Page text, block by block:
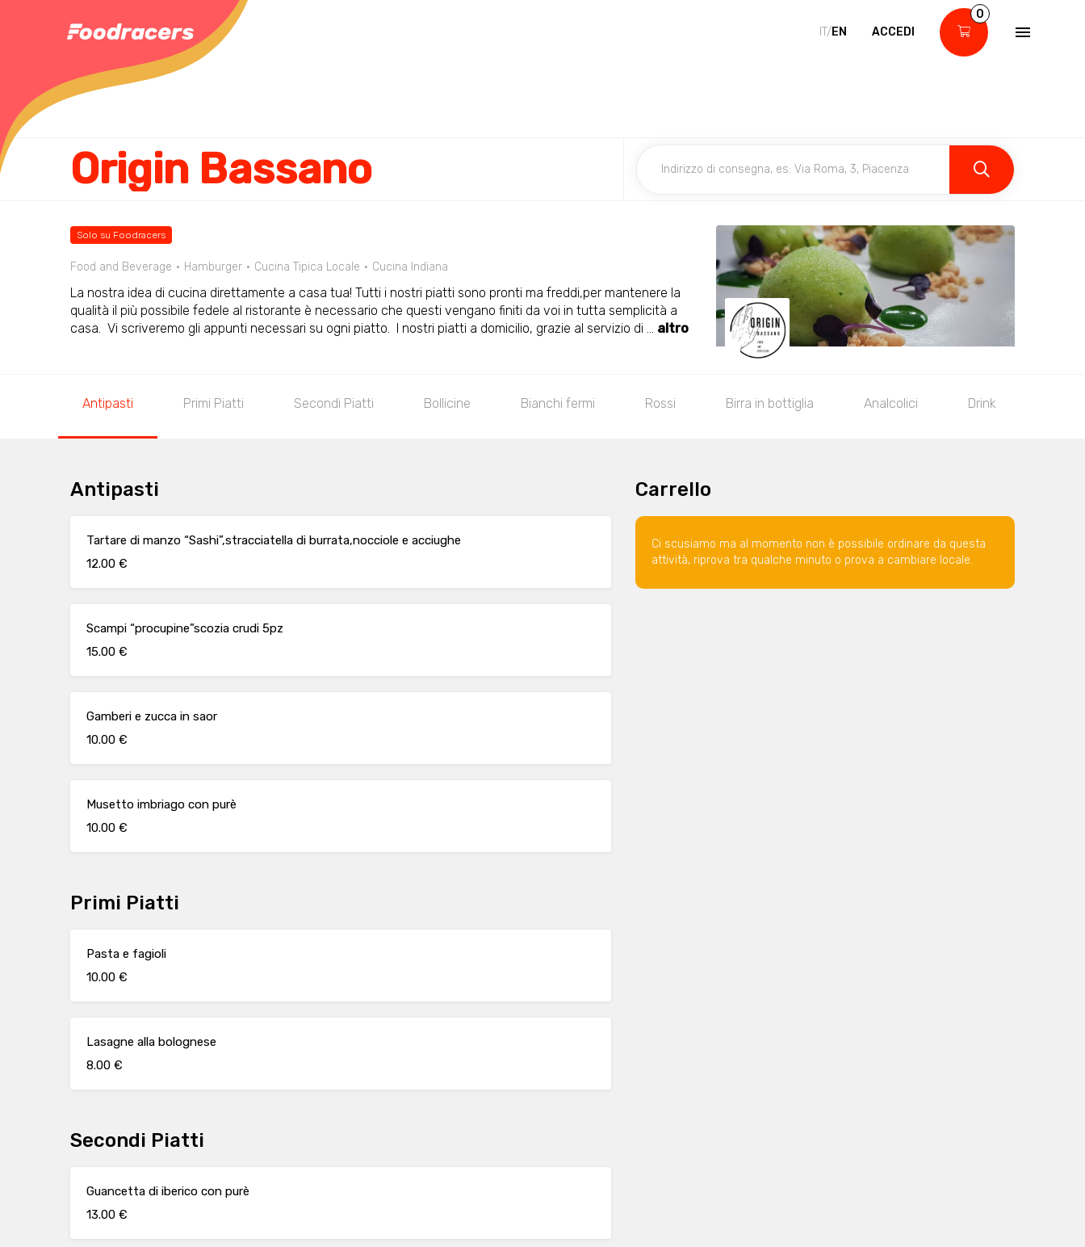
IT/EN ACCEDI
0
Origin Bassano
Solo su Foodracers
Food and Beverage Hamburger Cucina Tipica Locale Cucina Indiana
La nostra idea di cucina direttamente a casa tua! Tutti i nostri piatti sono pronti ma freddi,per mantenere la
qualità il più possibile fedele al ristorante è necessario che questi vengano finiti da voi in tutta semplicità a
casa. Vi scriveremo gli appunti necessari su ogni piatto. I nostri piatti a domicilio, grazie al servizio di ... altro
Antipasti Primi Piatti Secondi Piatti Bollicine Bianchi fermi Rossi Birra in bottiglia Analcolici Drink
Antipasti
Tartare di manzo “Sashi”,stracciatella di burrata,nocciole e acciughe
12.00 €
Scampi “procupine”scozia crudi 5pz
15.00 €
Gamberi e zucca in saor
10.00 €
Musetto imbriago con purè
10.00 €
Primi Piatti
Pasta e fagioli
10.00 €
Lasagne alla bolognese
8.00 €
Secondi Piatti
Guancetta di iberico con purè
13.00 €
Carrello
Ci scusiamo ma al momento non è possibile ordinare da questa
attività, riprova tra qualche minuto o prova a cambiare locale.